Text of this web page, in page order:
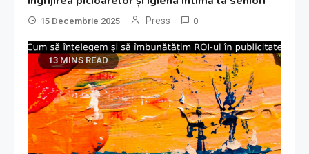
15 Decembrie 2025 Press 0
13 MINS READ